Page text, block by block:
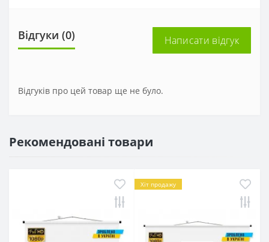
Відгуки (0) Написати відгук
Відгуків про цей товар ще не було.
Рекомендовані товари
Хіт продажу